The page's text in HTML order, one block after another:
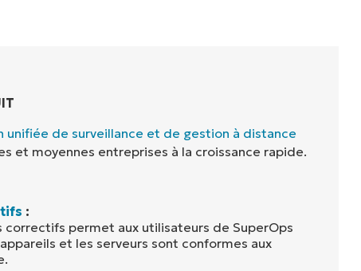
unifiée de surveillance et de gestion à distance
et moyennes entreprises à la croissance rapide.
:
correctifs permet aux utilisateurs de SuperOps
et les serveurs sont conformes aux